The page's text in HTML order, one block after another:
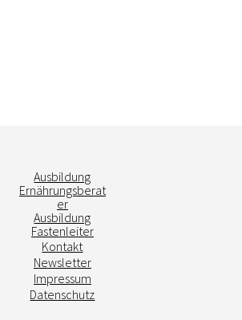
Ausbildung
Ernährungsberat
er
Ausbildung
Fastenleiter
Kontakt
Newsletter
Impressum
Datenschutz